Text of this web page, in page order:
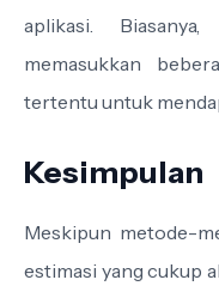
aplikasi.
memasukkan
tertentu untuk
Kesimpulan
Meskipun metode-
estimasi yang cukup